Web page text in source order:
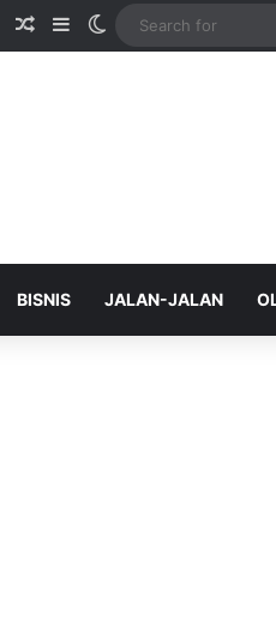
In
Random Article
SidebarSwitch skin
BISNIS JALAN-JALAN